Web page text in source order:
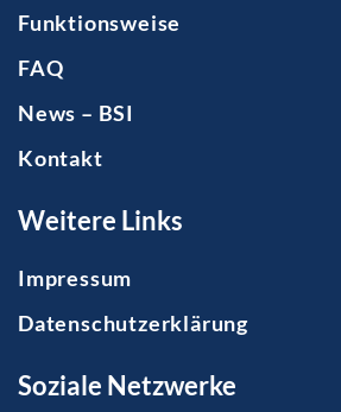
Funktionsweise
FAQ
News – BSI
Kontakt
Weitere Links
Impressum
Datenschutzerklärung
Soziale Netzwerke